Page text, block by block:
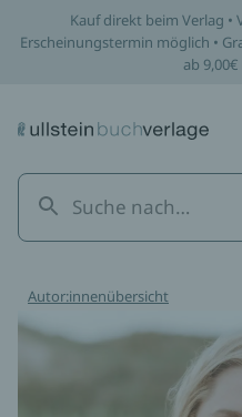
Kauf direkt beim Verlag •
Erscheinungstermin möglich •
ab
Autor:innenübersicht